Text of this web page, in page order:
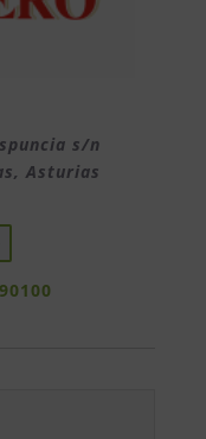
s/n
, Asturias